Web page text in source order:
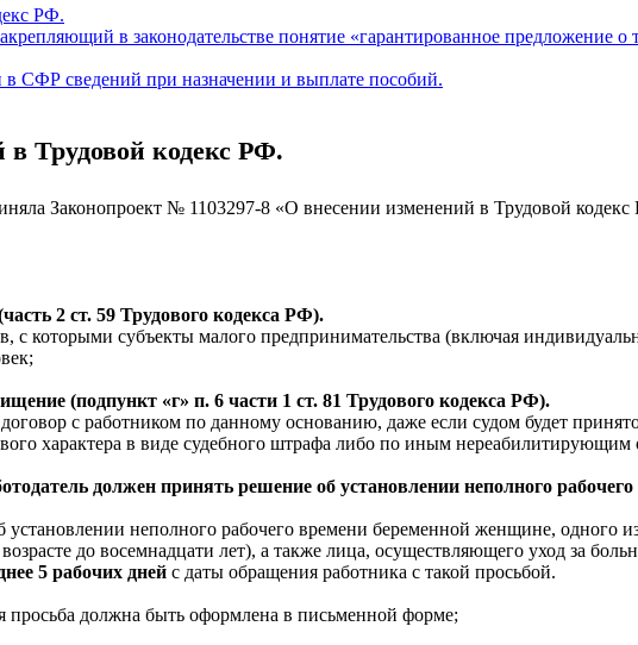
РФ.
в законодательстве понятие «гарантированное предложение
СФР сведений при назначении и выплате пособий.
в Трудовой кодекс РФ.
Законопроект № 1103297-8 «О внесении изменений в Трудовой
2 ст. 59 Трудового кодекса РФ).
с которыми субъекты малого предпринимательства (включая
(подпункт «г» п. 6 части 1 ст. 81 Трудового кодекса РФ).
с работником по данному основанию, даже если судом будет
характера в виде судебного штрафа либо по иным нереабилитирующим
должен принять решение об установлении неполного
неполного рабочего времени беременной женщине, одного
до восемнадцати лет), а также лица, осуществляющего уход за
5 рабочих дней с даты обращения работника с такой просьбой.
просьба должна быть оформлена в письменной форме;